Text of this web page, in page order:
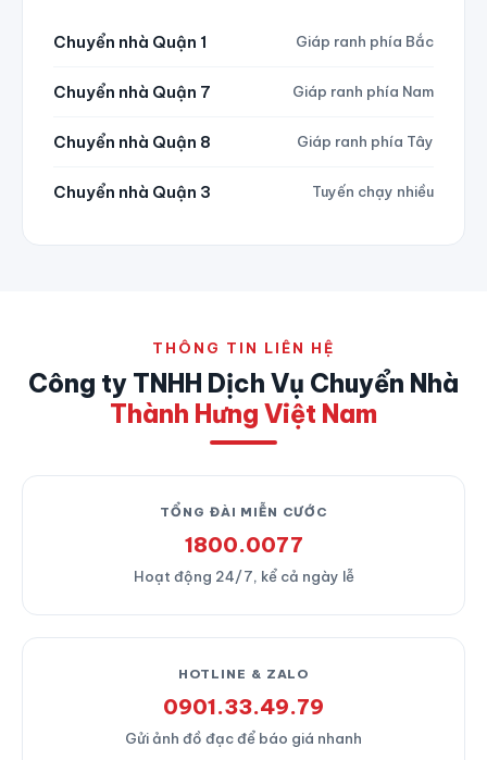
Chuyển nhà Quận 1 Giáp ranh phía Bắc
Chuyển nhà Quận 7 Giáp ranh phía Nam
Chuyển nhà Quận 8 Giáp ranh phía Tây
Chuyển nhà Quận 3 Tuyến chạy nhiều
THÔNG TIN LIÊN HỆ
Công ty TNHH Dịch Vụ Chuyển Nhà
Thành Hưng Việt Nam
TỔNG ĐÀI MIỄN CƯỚC
1800.0077
Hoạt động 24/7, kể cả ngày lễ
HOTLINE & ZALO
0901.33.49.79
Gửi ảnh đồ đạc để báo giá nhanh